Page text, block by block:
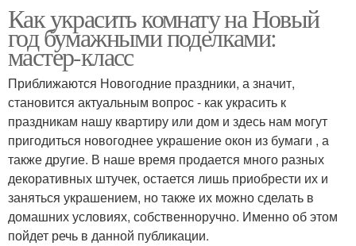
Как украсить комнату на Новый
год бумажными поделками:
мастер-класс
Приближаются Новогодние праздники, а значит,
становится актуальным вопрос - как украсить к
праздникам нашу квартиру или дом и здесь нам могут
пригодиться новогоднее украшение окон из бумаги , а
также другие. В наше время продается много разных
декоративных штучек, остается лишь приобрести их и
заняться украшением, но также их можно сделать в
домашних условиях, собственноручно. Именно об этом
пойдет речь в данной публикации.